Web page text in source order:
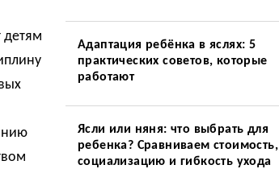
детям
Адаптация ребёнка в яслях: 5
практических советов, которые
работают
Ясли или няня: что выбрать для
ребенка? Сравниваем стоимость,
социализацию и гибкость ухода